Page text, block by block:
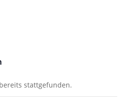
stattgefunden.